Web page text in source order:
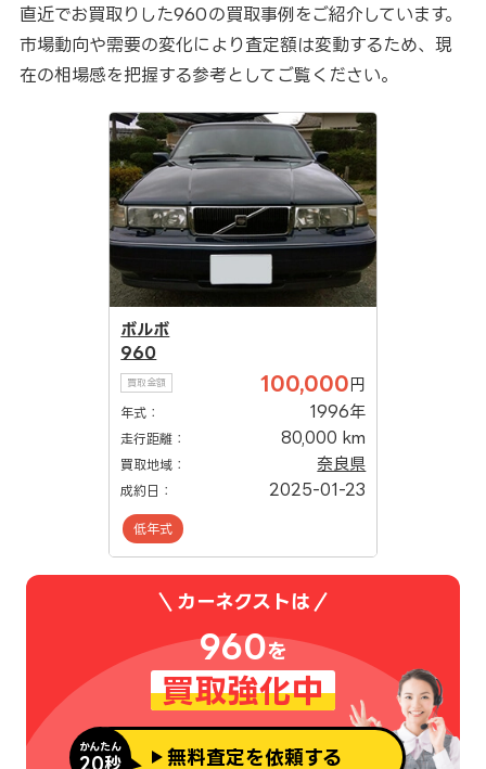
直近でお買取りした960の買取事例をご紹介しています。
市場動向や需要の変化により査定額は変動するため、現
在の相場感を把握する参考としてご覧ください。
ボルボ
960
買取金額 100,000 円
年式： 1996年
走行距離： 80,000 km
買取地域： 奈良県
成約日： 2025-01-23
低年式
カーネクストは
960を
買取強化中
かんたん
20秒 無料査定を依頼する